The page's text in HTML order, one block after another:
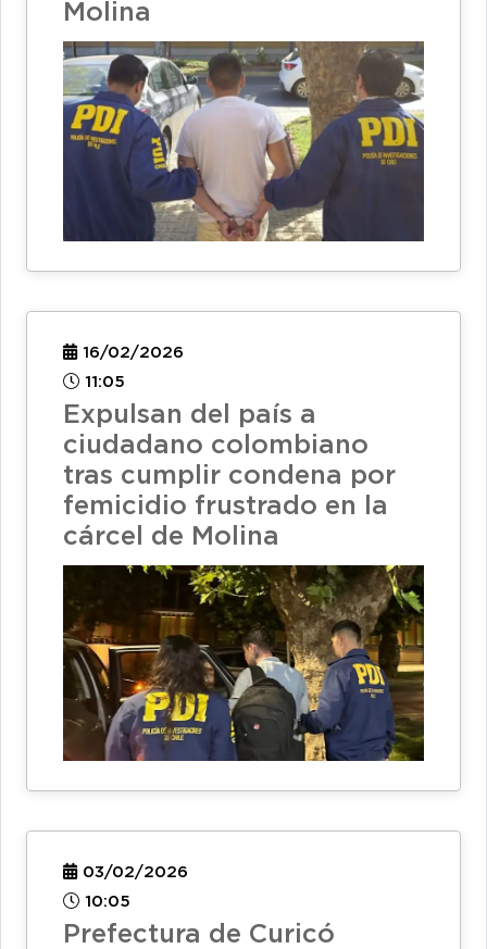
Molina
16/02/2026
11:05
Expulsan del país a
ciudadano colombiano
tras cumplir condena por
femicidio frustrado en la
cárcel de Molina
03/02/2026
10:05
Prefectura de Curicó